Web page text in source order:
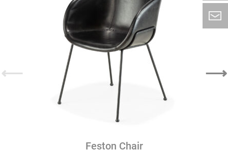
Feston Chair
⟵ ⟶